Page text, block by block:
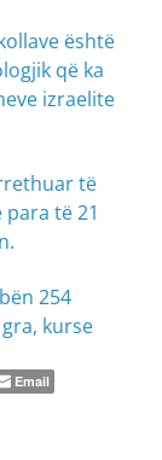
është
që ka
izraelite
të
të 21
254
kurse
Email